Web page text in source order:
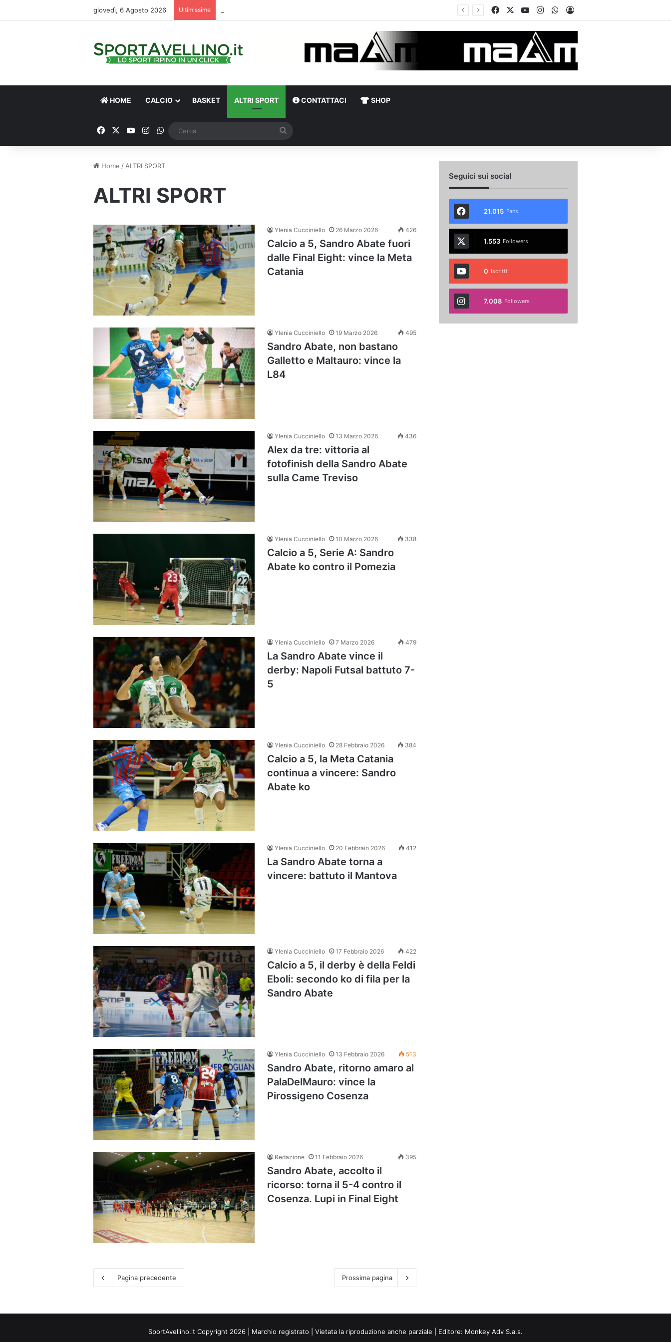
giovedì, 6 Agosto 2026 Ultimissime FacebookYou TubeInstagramWhatsApp
Accedi
HOME CALCIO BASKET ALTRI SPORT CONTATTACI SHOP
FacebookYou TubeInstagram
WhatsApp
Home / ALTRI SPORT
ALTRI SPORT
Ylenia Cucciniello 26 Marzo 2026 426
Calcio a 5, Sandro Abate fuori
dalle Final Eight: vince la Meta
Catania
Ylenia Cucciniello 19 Marzo 2026 495
Sandro Abate, non bastano
Galletto e Maltauro: vince la
L84
Ylenia Cucciniello 13 Marzo 2026 436
Alex da tre: vittoria al
fotofinish della Sandro Abate
sulla Came Treviso
Ylenia Cucciniello 10 Marzo 2026 338
Calcio a 5, Serie A: Sandro
Abate ko contro il Pomezia
Ylenia Cucciniello 7 Marzo 2026 479
La Sandro Abate vince il
derby: Napoli Futsal battuto 7-
5
Ylenia Cucciniello 28 Febbraio 2026 384
Calcio a 5, la Meta Catania
continua a vincere: Sandro
Abate ko
Ylenia Cucciniello 20 Febbraio 2026 412
La Sandro Abate torna a
vincere: battuto il Mantova
Ylenia Cucciniello 17 Febbraio 2026 422
Calcio a 5, il derby è della Feldi
Eboli: secondo ko di fila per la
Sandro Abate
Ylenia Cucciniello 13 Febbraio 2026 513
Sandro Abate, ritorno amaro al
PalaDelMauro: vince la
Pirossigeno Cosenza
Redazione 11 Febbraio 2026 395
Sandro Abate, accolto il
ricorso: torna il 5-4 contro il
Cosenza. Lupi in Final Eight
Pagina precedente Prossima pagina
Seguici sui social
21.015 Fans
1.553 Followers
0 Iscritti
7.008 Followers
SportAvellino.it Copyright 2026 | Marchio registrato | Vietata la riproduzione anche parziale | Editore: Monkey Adv S.a.s.